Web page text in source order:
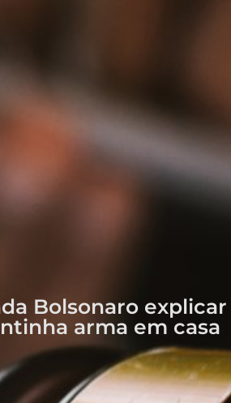
Bolsonaro explicar
arma em casa